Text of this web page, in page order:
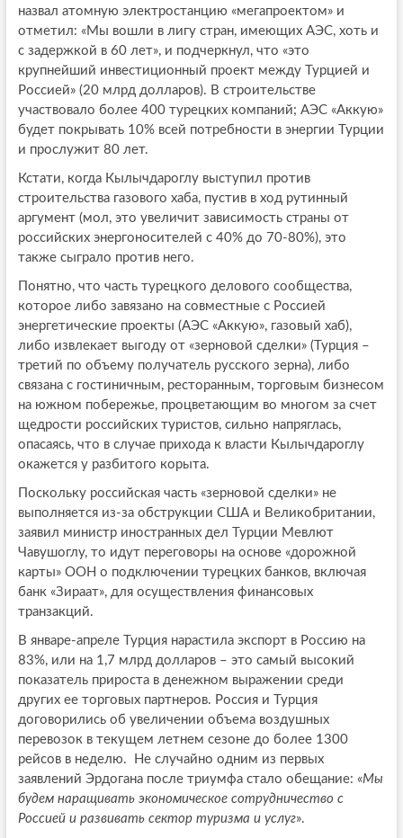
назвал атомную электростанцию «мегапроектом» и
отметил: «Мы вошли в лигу стран, имеющих АЭС, хоть и
с задержкой в 60 лет», и подчеркнул, что «это
крупнейший инвестиционный проект между Турцией и
Россией» (20 млрд долларов). В строительстве
участвовало более 400 турецких компаний; АЭС «Аккую»
будет покрывать 10% всей потребности в энергии Турции
и прослужит 80 лет.
Кстати, когда Кылычдароглу выступил против
строительства газового хаба, пустив в ход рутинный
аргумент (мол, это увеличит зависимость страны от
российских энергоносителей с 40% до 70-80%), это
также сыграло против него.
Понятно, что часть турецкого делового сообщества,
которое либо завязано на совместные с Россией
энергетические проекты (АЭС «Аккую», газовый хаб),
либо извлекает выгоду от «зерновой сделки» (Турция –
третий по объему получатель русского зерна), либо
связана с гостиничным, ресторанным, торговым бизнесом
на южном побережье, процветающим во многом за счет
щедрости российских туристов, сильно напряглась,
опасаясь, что в случае прихода к власти Кылычдароглу
окажется у разбитого корыта.
Поскольку российская часть «зерновой сделки» не
выполняется из-за обструкции США и Великобритании,
заявил министр иностранных дел Турции Мевлют
Чавушоглу, то идут переговоры на основе «дорожной
карты» ООН о подключении турецких банков, включая
банк «Зираат», для осуществления финансовых
транзакций.
В январе-апреле Турция нарастила экспорт в Россию на
83%, или на 1,7 млрд долларов – это самый высокий
показатель прироста в денежном выражении среди
других ее торговых партнеров. Россия и Турция
договорились об увеличении объема воздушных
перевозок в текущем летнем сезоне до более 1300
рейсов в неделю. Не случайно одним из первых
заявлений Эрдогана после триумфа стало обещание: «Мы
будем наращивать экономическое сотрудничество с
Россией и развивать сектор туризма и услуг».